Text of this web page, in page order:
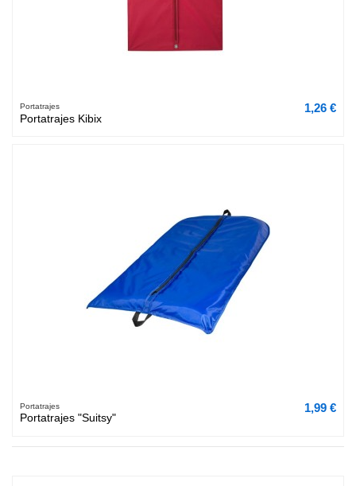
Portatrajes
Portatrajes Kibix
1,26 €
Portatrajes
Portatrajes "Suitsy"
1,99 €